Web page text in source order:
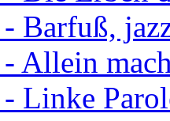
Barfuß,
Allein
Linke